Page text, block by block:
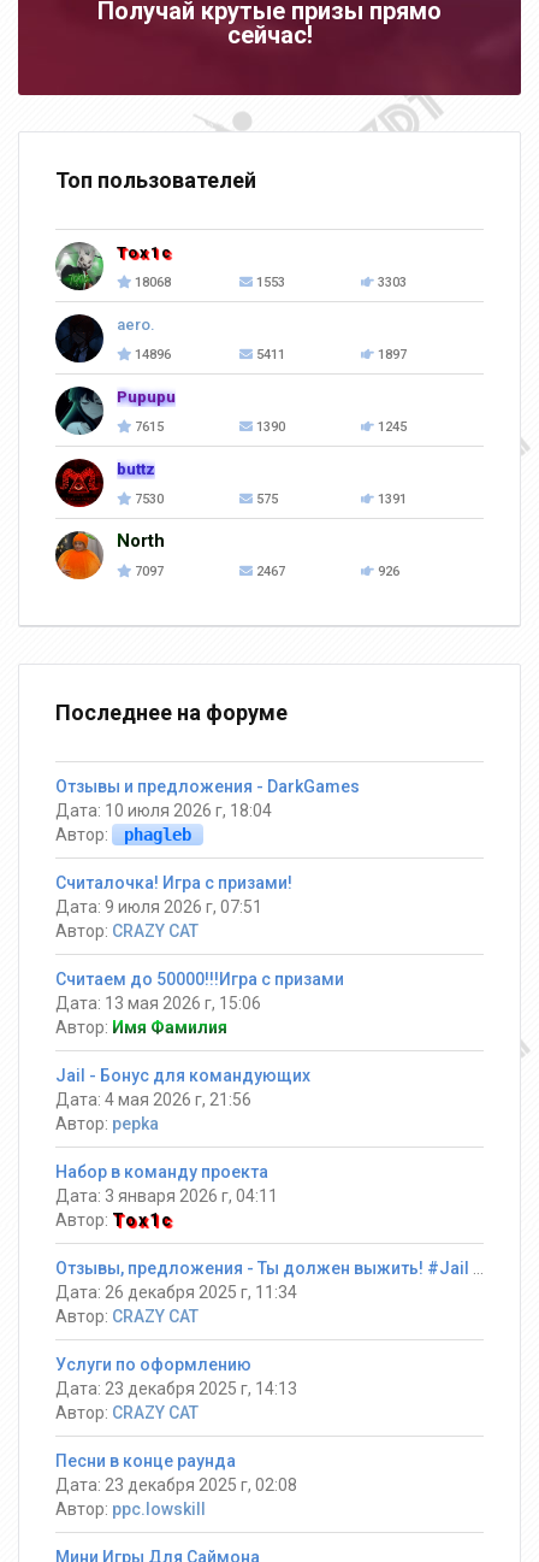
Получай крутые призы прямо
сейчас!
Топ пользователей
Tox1c
18068 1553 3303
aero.
14896 5411 1897
Pupupu
7615 1390 1245
buttz
7530 575 1391
North
7097 2467 926
Последнее на форуме
Отзывы и предложения - DarkGames
Дата: 10 июля 2026 г, 18:04
Автор:
phagleb
Считалочка! Игра с призами!
Дата: 9 июля 2026 г, 07:51
Автор: CRAZY CAT
Считаем до 50000!!!Игра с призами
Дата: 13 мая 2026 г, 15:06
Автор: Имя Фамилия
Jail - Бонус для командующих
Дата: 4 мая 2026 г, 21:56
Автор: pepka
Набор в команду проекта
Дата: 3 января 2026 г, 04:11
Автор: Tox1c
Дата: 26 декабря 2025 г, 11:34
Автор: CRAZY CAT
Услуги по оформлению
Дата: 23 декабря 2025 г, 14:13
Автор: CRAZY CAT
Песни в конце раунда
Дата: 23 декабря 2025 г, 02:08
Автор: ppc.lowskill
Мини Игры Для Саймона